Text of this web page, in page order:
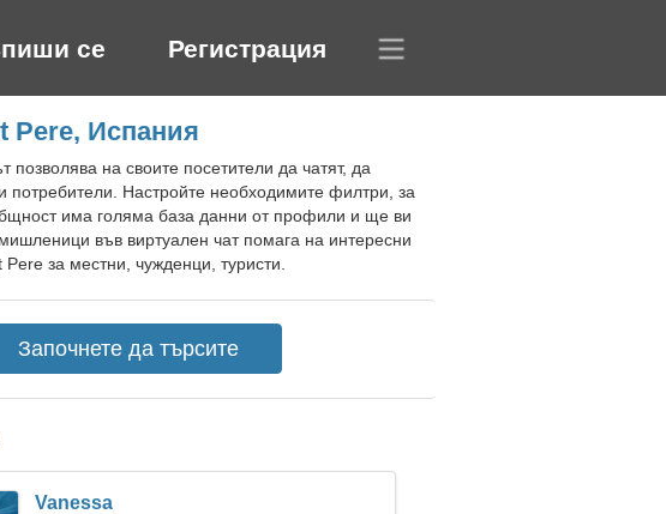
се Регистрация
Pere, Испания
на своите посетители да чатят, да
потребители. Настройте необходимите филтри, за
има голяма база данни от профили и ще ви
във виртуален чат помага на интересни
за местни, чужденци, туристи.
Vanessa